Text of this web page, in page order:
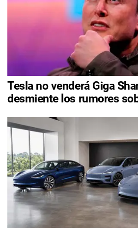
Tesla no venderá Giga
desmiente los rumores